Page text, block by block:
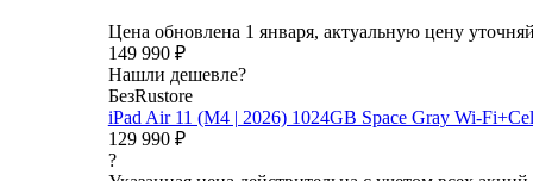
Цена обновлена 1 января, актуальную цену
149 990 ₽
Нашли дешевле?
БезRustore
iPad Air 11 (M4 | 2026) 1024GB Space Gray Wi-
129 990 ₽
?